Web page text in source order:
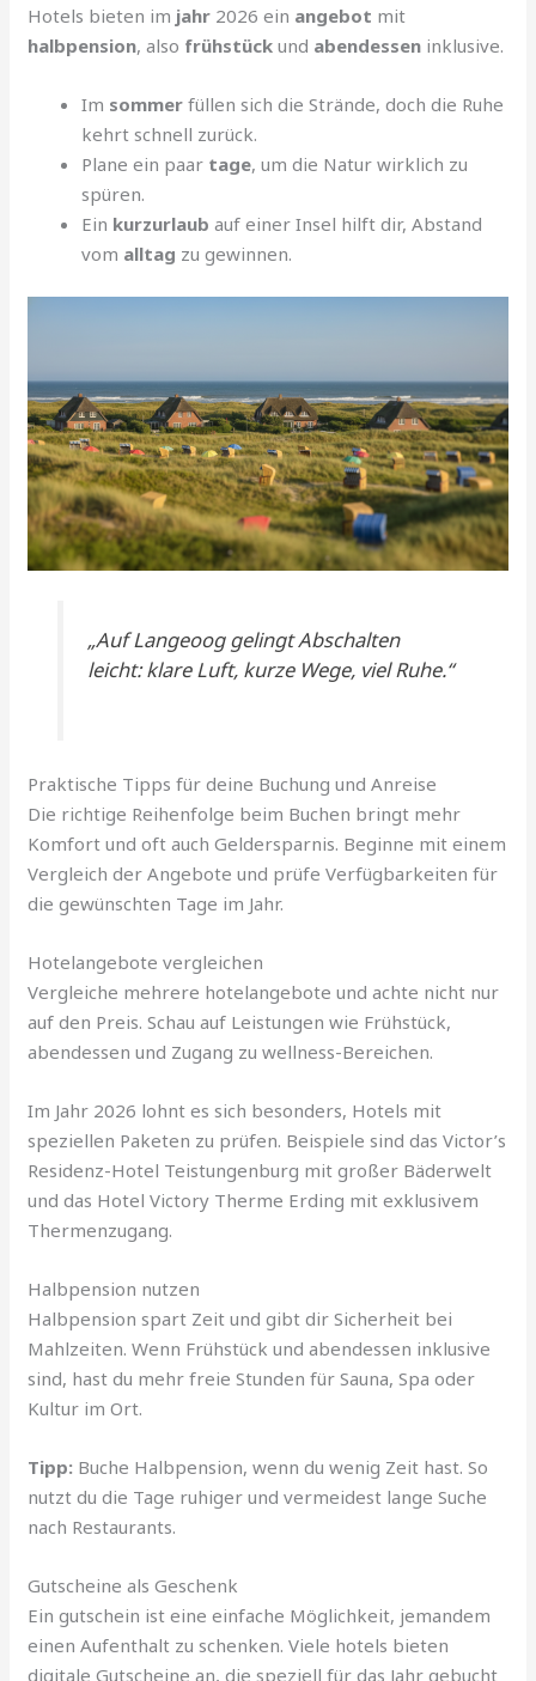
Hotels bieten im jahr 2026 ein angebot mit
halbpension, also frühstück und abendessen inklusive.
Im sommer füllen sich die Strände, doch die Ruhe
kehrt schnell zurück.
Plane ein paar tage, um die Natur wirklich zu
spüren.
Ein kurzurlaub auf einer Insel hilft dir, Abstand
vom alltag zu gewinnen.
„Auf Langeoog gelingt Abschalten
leicht: klare Luft, kurze Wege, viel Ruhe.“
Praktische Tipps für deine Buchung und Anreise
Die richtige Reihenfolge beim Buchen bringt mehr
Komfort und oft auch Geldersparnis. Beginne mit einem
Vergleich der Angebote und prüfe Verfügbarkeiten für
die gewünschten Tage im Jahr.
Hotelangebote vergleichen
Vergleiche mehrere hotelangebote und achte nicht nur
auf den Preis. Schau auf Leistungen wie Frühstück,
abendessen und Zugang zu wellness-Bereichen.
Im Jahr 2026 lohnt es sich besonders, Hotels mit
speziellen Paketen zu prüfen. Beispiele sind das Victor’s
Residenz-Hotel Teistungenburg mit großer Bäderwelt
und das Hotel Victory Therme Erding mit exklusivem
Thermenzugang.
Halbpension nutzen
Halbpension spart Zeit und gibt dir Sicherheit bei
Mahlzeiten. Wenn Frühstück und abendessen inklusive
sind, hast du mehr freie Stunden für Sauna, Spa oder
Kultur im Ort.
Tipp: Buche Halbpension, wenn du wenig Zeit hast. So
nutzt du die Tage ruhiger und vermeidest lange Suche
nach Restaurants.
Gutscheine als Geschenk
Ein gutschein ist eine einfache Möglichkeit, jemandem
einen Aufenthalt zu schenken. Viele hotels bieten
digitale Gutscheine an, die speziell für das Jahr gebucht